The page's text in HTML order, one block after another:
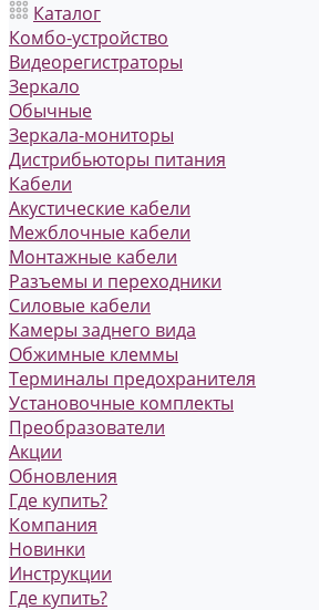
Каталог
Комбо-устройство
Видеорегистраторы
Зеркало
Обычные
Зеркала-мониторы
Дистрибьюторы питания
Кабели
Акустические кабели
Межблочные кабели
Монтажные кабели
Разъемы и переходники
Силовые кабели
Камеры заднего вида
Обжимные клеммы
Терминалы предохранителя
Установочные комплекты
Преобразователи
Акции
Обновления
Где купить?
Компания
Новинки
Инструкции
Где купить?